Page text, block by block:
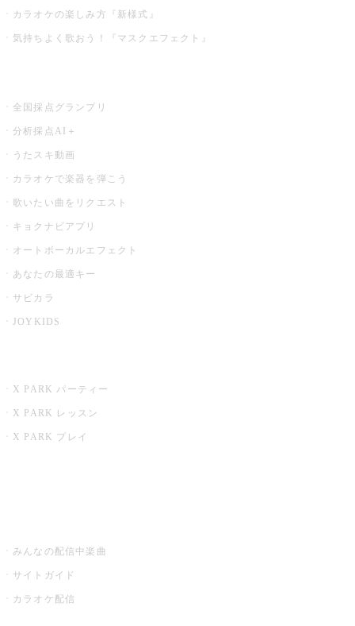
カラオケの楽しみ方『新様式』
気持ちよく歌おう！『マスクエフェクト』
全国採点グランプリ
分析採点AI＋
うたスキ動画
カラオケで楽器を弾こう
歌いたい曲をリクエスト
キョクナビアプリ
オートボーカルエフェクト
あなたの最適キー
サビカラ
JOYKIDS
X PARK パーティー
X PARK レッスン
X PARK プレイ
みんなの配信中楽曲
サイトガイド
カラオケ配信